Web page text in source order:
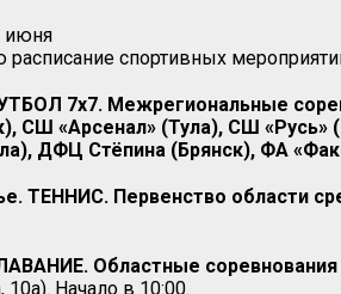
спортивных
7х7. Межрегиональные
СШ «Арсенал» (Тула), СШ
ДФЦ Стёпина (Брянск), ФА
ТЕННИС. Первенство области
Областные
10а). Начало в 10:00.